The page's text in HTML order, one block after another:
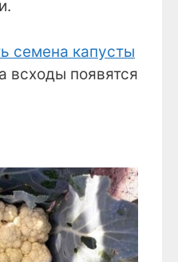
семена капусты
всходы появятся